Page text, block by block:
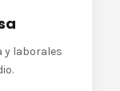
y laborales